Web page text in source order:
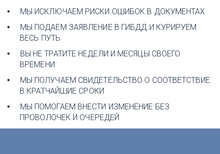
МЫ ИСКЛЮЧАЕМ РИСКИ ОШИБОК В ДОКУМЕНТАХ
МЫ ПОДАЕМ ЗАЯВЛЕНИЕ В ГИБДД И КУРИРУЕМ
ВЕСЬ ПУТЬ
ВЫ НЕ ТРАТИТЕ НЕДЕЛИ И МЕСЯЦЫ СВОЕГО
ВРЕМЕНИ
МЫ ПОЛУЧАЕМ СВИДЕТЕЛЬСТВО О СООТВЕТСТВИЕ
В КРАТЧАЙШИЕ СРОКИ
МЫ ПОМОГАЕМ ВНЕСТИ ИЗМЕНЕНИЕ БЕЗ
ПРОВОЛОЧЕК И ОЧЕРЕДЕЙ